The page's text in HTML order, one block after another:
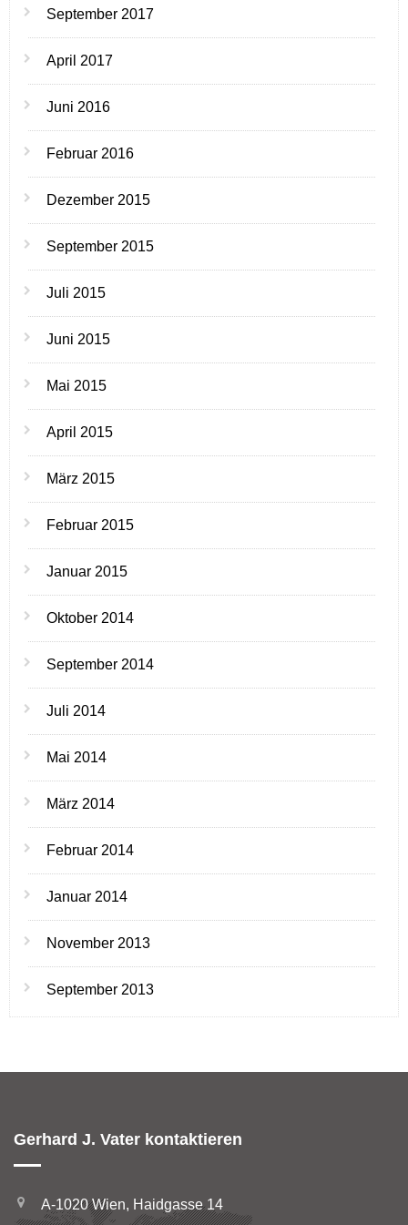
September 2017
April 2017
Juni 2016
Februar 2016
Dezember 2015
September 2015
Juli 2015
Juni 2015
Mai 2015
April 2015
März 2015
Februar 2015
Januar 2015
Oktober 2014
September 2014
Juli 2014
Mai 2014
März 2014
Februar 2014
Januar 2014
November 2013
September 2013
Gerhard J. Vater kontaktieren
A-1020 Wien, Haidgasse 14